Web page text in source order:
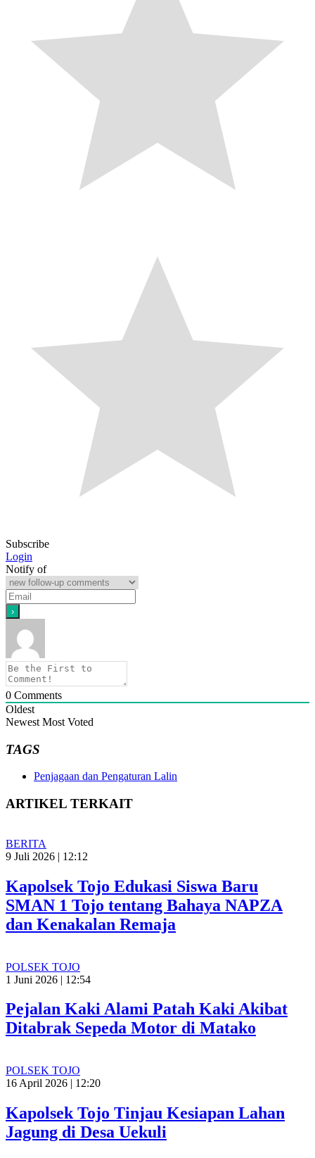
Subscribe
Login
Notify of
0 Comments
Oldest
Newest Most Voted
TAGS
Penjagaan dan Pengaturan Lalin
ARTIKEL TERKAIT
BERITA
9 Juli 2026 | 12:12
Kapolsek Tojo Edukasi Siswa Baru
SMAN 1 Tojo tentang Bahaya NAPZA
dan Kenakalan Remaja
POLSEK TOJO
1 Juni 2026 | 12:54
Pejalan Kaki Alami Patah Kaki Akibat
Ditabrak Sepeda Motor di Matako
POLSEK TOJO
16 April 2026 | 12:20
Kapolsek Tojo Tinjau Kesiapan Lahan
Jagung di Desa Uekuli